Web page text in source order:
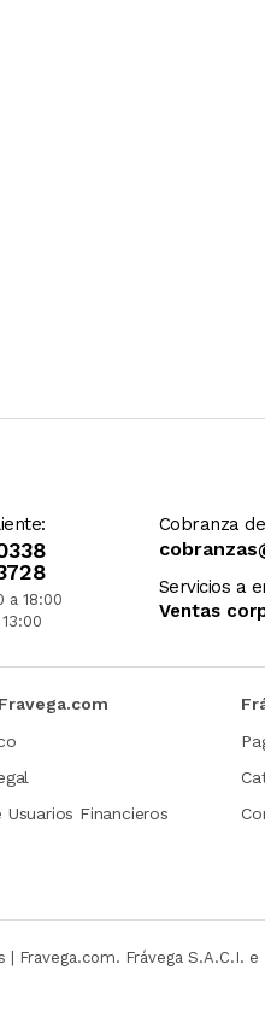
a 18:00
Cobranza
Servicios a
Ventas
Financieros
| Fravega.com. Frávega S.A.C.I. e